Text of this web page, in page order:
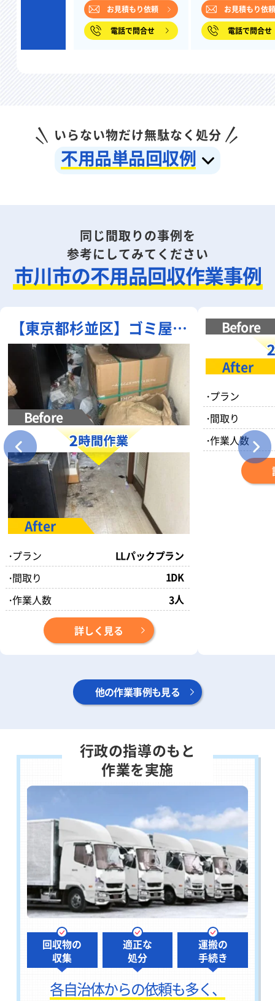
お見積もり依頼
電話で問合せ
お見積もり依頼
電話で問合せ
いらない物だけ無駄なく処分
不用品単品回収例
同じ間取りの事例を
参考にしてみてください
市川市の不用品回収作業事例
【東京都杉並区】ゴミ屋敷
清掃｜部屋一面の不用品・
散乱ゴミを一括清掃
・プラン
LLパックプラン
・間取り
1DK
・作業人数 3人
詳しく見る
・プラン
・間取り
・作業人数
他の作業事例も見る
行政の指導のもと
作業を実施
回収物の
収集
適正な
処分
運搬の
手続き
各自治体からの依頼も多く、